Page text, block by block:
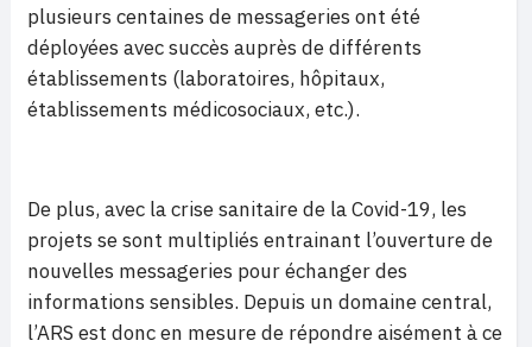
plusieurs centaines de messageries ont été
déployées avec succès auprès de différents
établissements (laboratoires, hôpitaux,
établissements médicosociaux, etc.).
De plus, avec la crise sanitaire de la Covid-19, les
projets se sont multipliés entrainant l’ouverture de
nouvelles messageries pour échanger des
informations sensibles. Depuis un domaine central,
l’ARS est donc en mesure de répondre aisément à ce